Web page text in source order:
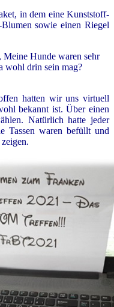
in dem eine Kunststoff-
sowie einen Riegel
Meine Hunde waren sehr
wohl drin sein mag?
hatten wir uns virtuell
bekannt ist. Über einen
Natürlich hatte jeder
Tassen waren befüllt und